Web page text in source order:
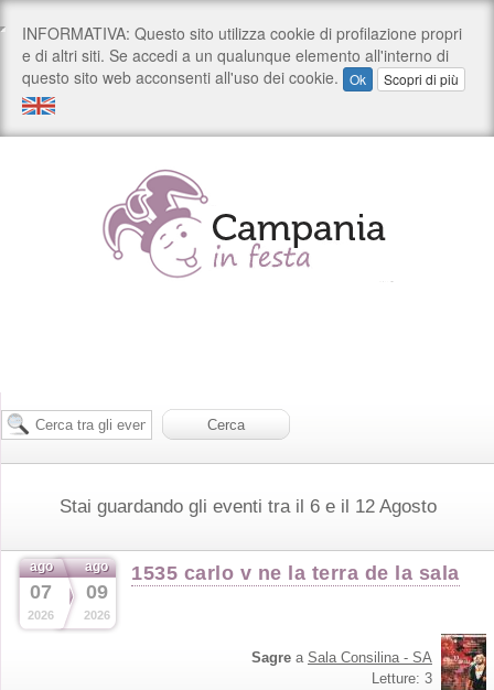
Stai guardando gli eventi tra il 6 e il 12 Agosto
ago
07
2026
ago
09
2026
1535 carlo v ne la terra de la sala
Sagre a Sala Consilina - SA
Letture: 3